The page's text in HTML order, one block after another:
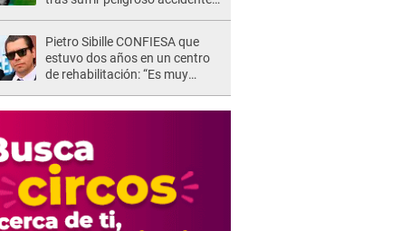
Pietro Sibille CONFIESA que
estuvo dos años en un centro
de rehabilitación: “Es muy